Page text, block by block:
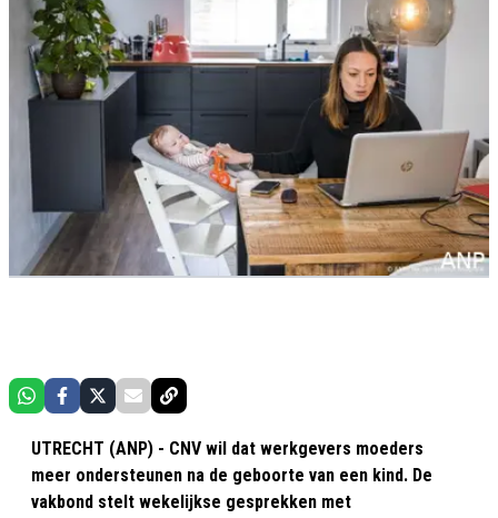
UTRECHT (ANP) - CNV wil dat werkgevers moeders
meer ondersteunen na de geboorte van een kind. De
vakbond stelt wekelijkse gesprekken met